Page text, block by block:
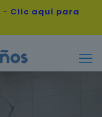
- Clic aquí para